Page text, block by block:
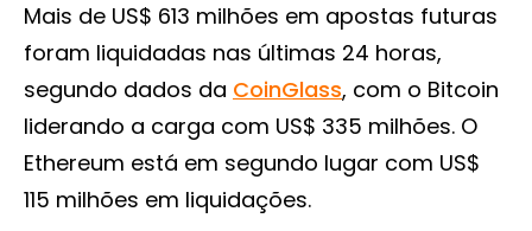
Mais de US$ 613 milhões em apostas futuras
foram liquidadas nas últimas 24 horas,
segundo dados da CoinGlass, com o Bitcoin
liderando a carga com US$ 335 milhões. O
Ethereum está em segundo lugar com US$
115 milhões em liquidações.